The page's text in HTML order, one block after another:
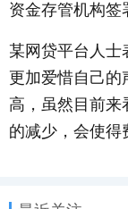
资金存管机构签
某网贷平台人士
更加爱惜自己的
高，虽然目前来
的减少，会使得